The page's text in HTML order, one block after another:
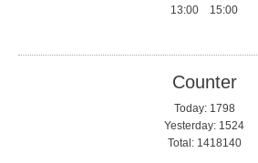
13:00 15:00
Counter
Today: 1798
Yesterday: 1524
Total: 1418140